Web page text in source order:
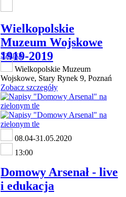
Wielkopolskie
Muzeum Wojskowe
1919-2019
Sztuka
Wielkopolskie Muzeum
Wojskowe, Stary Rynek 9, Poznań
Zobacz szczegóły
08.04-31.05.2020
13:00
Domowy Arsenał - live
i edukacja